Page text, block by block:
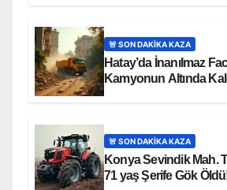
🚨 SON DAKİKA KAZA
Hatay’da İnanılmaz
Kamyonun Altında
🚨 SON DAKİKA KAZA
Konya Sevindik Mah.
71 yaş Şerife Gök